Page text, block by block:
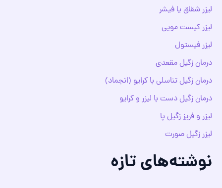
لیزر شقاق یا فیشر
لیزر کیست مویی
لیزر فیستول
درمان زگیل مقعدی
درمان زگیل تناسلی با کرایو (انجماد)
درمان زگیل دست با لیزر و کرایو
لیزر و فریز زگیل پا
لیزر زگیل صورت
نوشته‌های تازه